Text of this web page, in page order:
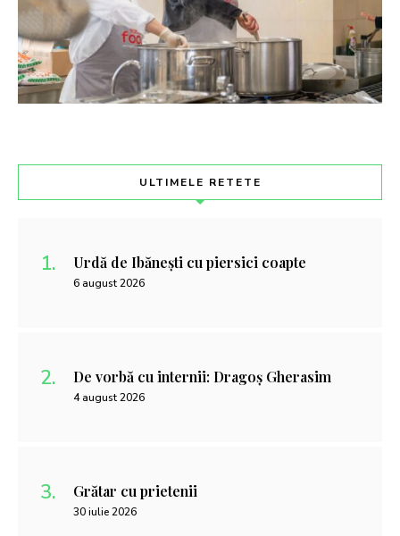
ULTIMELE RETETE
Urdă de Ibănești cu piersici coapte
6 august 2026
De vorbă cu internii: Dragoș Gherasim
4 august 2026
Grătar cu prietenii
30 iulie 2026